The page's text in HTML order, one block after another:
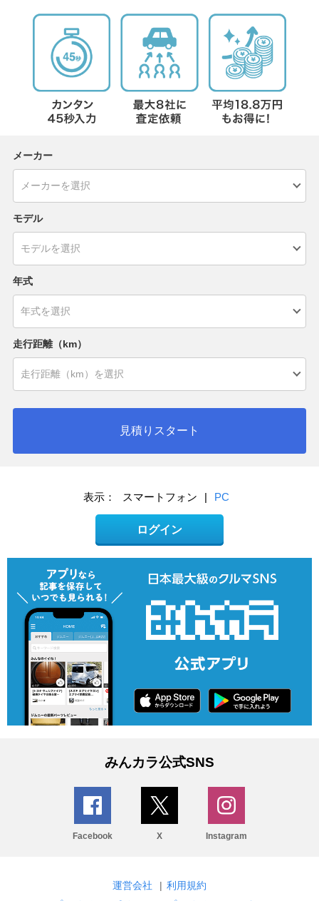
メーカー
モデル
年式
走行距離（km）
見積りスタート
表示： スマートフォン | PC
ログイン
みんカラ公式SNS
Facebook X Instagram
運営会社 | 利用規約